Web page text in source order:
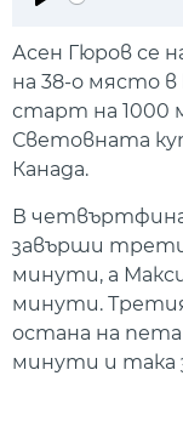
Асен Гюров се
на 38-о място в
старт на 1000
Световната
Канада.
В
завърши трети
минути, а
минути.
остана на пета
минути и така